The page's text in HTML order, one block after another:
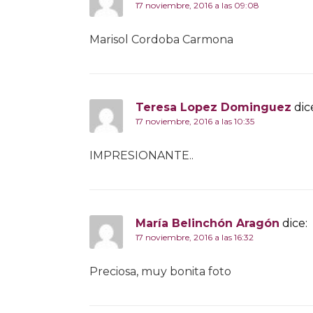
17 noviembre, 2016 a las 09:08
Marisol Cordoba Carmona
Teresa Lopez Dominguez
17 noviembre, 2016 a las 10:35
IMPRESIONANTE..
María Belinchón Aragón dice:
17 noviembre, 2016 a las 16:32
Preciosa, muy bonita foto